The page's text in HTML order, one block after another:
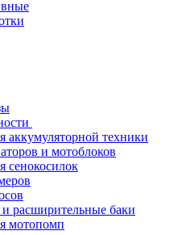
аккумуляторной техники
и мотоблоков
сенокосилок
расширительные баки
мотопомп